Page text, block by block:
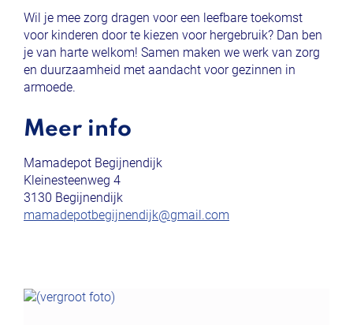
Wil je mee zorg dragen voor een leefbare toekomst
voor kinderen door te kiezen voor hergebruik? Dan ben
je van harte welkom! Samen maken we werk van zorg
en duurzaamheid met aandacht voor gezinnen in
armoede.
Meer info
Mamadepot Begijnendijk
Kleinesteenweg 4
3130 Begijnendijk
mamadepotbegijnendijk@gmail.com